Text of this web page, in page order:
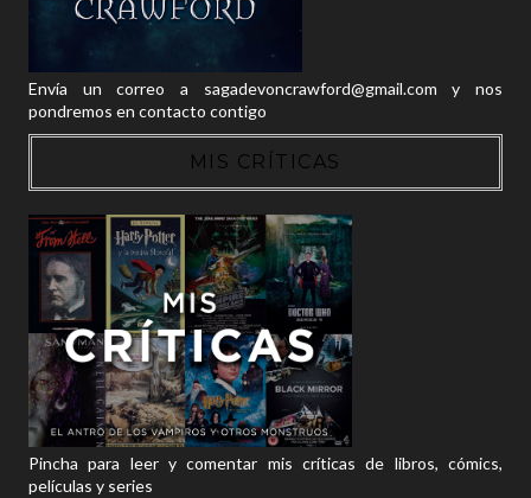
Envía un correo a sagadevoncrawford@gmail.com y nos
pondremos en contacto contigo
MIS CRÍTICAS
Pincha para leer y comentar mis críticas de libros, cómics,
películas y series